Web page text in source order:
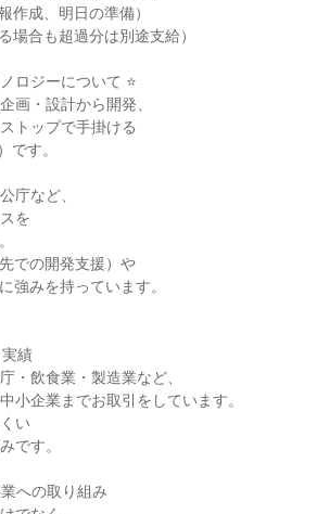
作成、明日の準備）
場合も超過分は別途支給）
ロジーについて ⭐
画・設計から開発、
トップで手掛ける
です。
庁など、
を
での開発支援）や
強みを持っています。
績
・飲食業・製造業など、
小企業までお取引をしています。
い
です。
への取り組み